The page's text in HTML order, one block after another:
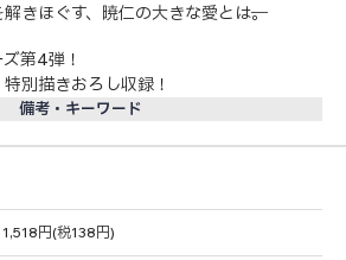
きほぐす、暁仁の大きな愛とは──。
第4弾！
別描きおろし収録！
備考・キーワード
1,518円(税138円)